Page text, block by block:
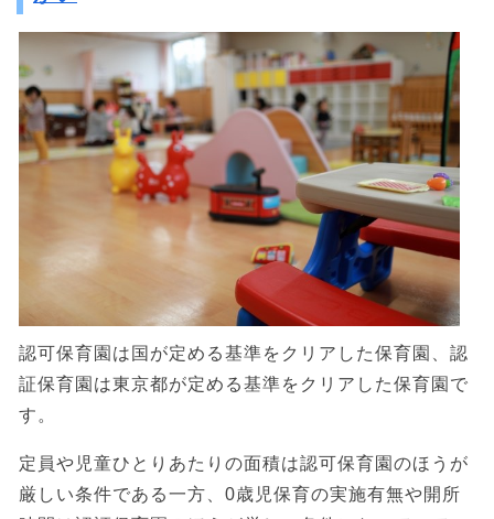
認可保育園は国が定める基準をクリアした保育園、認
証保育園は東京都が定める基準をクリアした保育園で
す。
定員や児童ひとりあたりの面積は認可保育園のほうが
厳しい条件である一方、0歳児保育の実施有無や開所